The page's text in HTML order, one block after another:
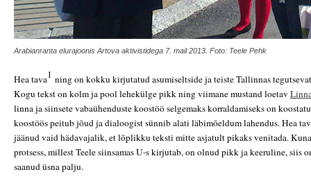
Arabianranta elurajoonis Artova aktivistidega 7. mail 2013. Foto: Teele Pehk
Hea tava1 ning on kokku kirjutatud asumiseltside ja teiste Tallinnas
Kogu tekst on kolm ja pool lehekülge pikk ning viimane mustand loetav
linna ja siinsete vabaühenduste koostöö selgemaks korraldamiseks on
koostöös peitub jõud ja dialoogist sünnib alati läbimõeldum lahendus. Hea
jäänud vaid hädavajalik, et lõplikku teksti mitte asjatult pikaks venitada.
protsess, millest Teele siinsamas U-s kirjutab, on olnud pikk ja keeruline, siis
saanud üsna palju.